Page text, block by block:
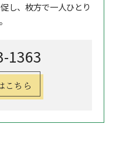
し、枚方で一人ひとり
1363
こちら